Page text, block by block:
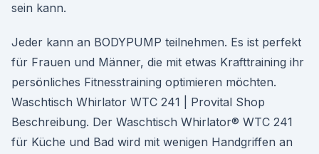
sein kann.
Jeder kann an BODYPUMP teilnehmen. Es ist perfekt
für Frauen und Männer, die mit etwas Krafttraining ihr
persönliches Fitnesstraining optimieren möchten.
Waschtisch Whirlator WTC 241 | Provital Shop
Beschreibung. Der Waschtisch Whirlator® WTC 241
für Küche und Bad wird mit wenigen Handgriffen an